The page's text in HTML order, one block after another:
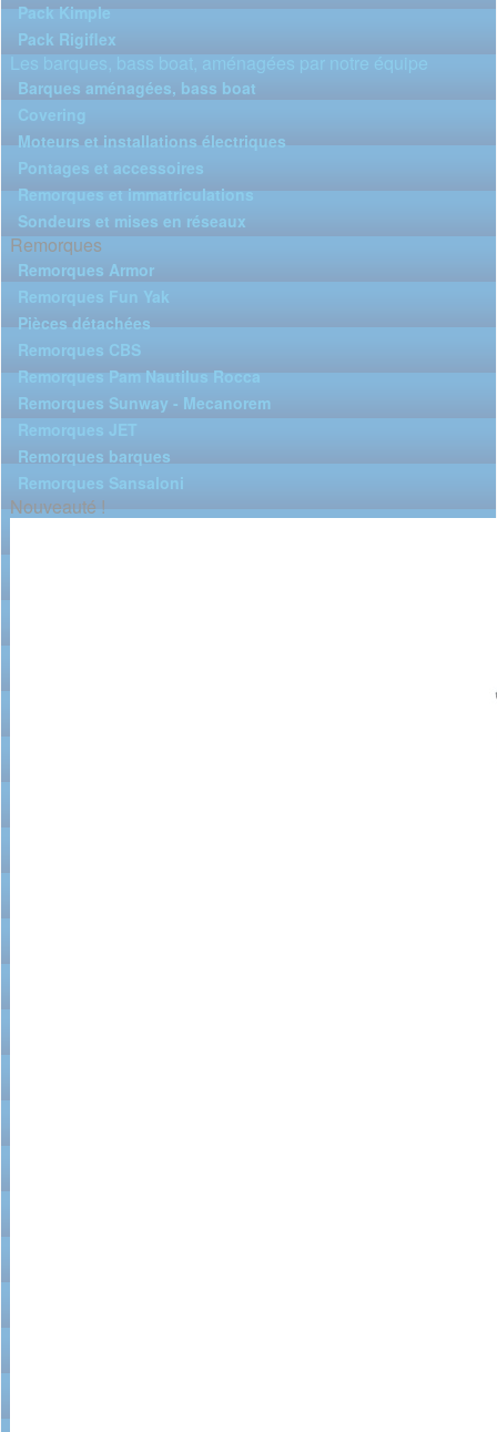
Pack Kimple
Pack Rigiflex
Les barques, bass boat, aménagées par notre équipe
Barques aménagées, bass boat
Covering
Moteurs et installations électriques
Pontages et accessoires
Remorques et immatriculations
Sondeurs et mises en réseaux
Remorques
Remorques Armor
Remorques Fun Yak
Pièces détachées
Remorques CBS
Remorques Pam Nautilus Rocca
Remorques Sunway - Mecanorem
Remorques JET
Remorques barques
Remorques Sansaloni
Nouveauté !